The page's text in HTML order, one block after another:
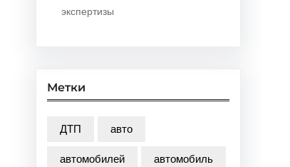
экспертизы
Метки
ДТП
авто
автомобилей
автомобиль